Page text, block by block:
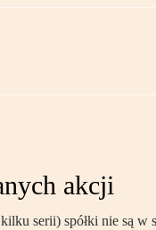
akcji
serii) spółki nie są